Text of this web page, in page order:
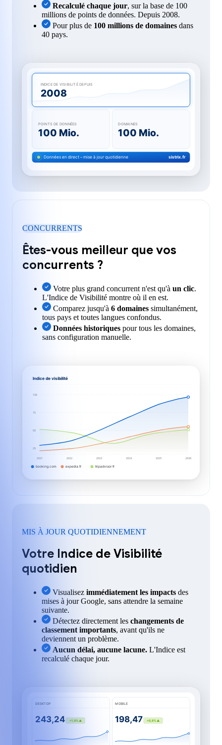
Recalculé chaque jour, sur la base de 100
millions de points de données. Depuis 2008.
Pour plus de 100 millions de domaines dans
40 pays.
INDICE DE VISIBILITÉ DEPUIS
2008
POINTS DE DONNÉES
100 Mio.
DOMAINES
100 Mio.
Données en direct – mise à jour quotidienne sistrix.fr
CONCURRENTS
Êtes-vous meilleur que vos
concurrents ?
Votre plus grand concurrent n'est qu'à un clic.
L'Indice de Visibilité montre où il en est.
Comparez jusqu'à 6 domaines simultanément,
tous pays et toutes langues confondus.
Données historiques pour tous les domaines,
sans configuration manuelle.
Indice de visibilité
100
75
50
25
2021 2022 2023 2024 2025 2026
booking.com expedia.fr tripadvisor.fr
MIS À JOUR QUOTIDIENNEMENT
Votre Indice de Visibilité
quotidien
Visualisez immédiatement les impacts des
mises à jour Google, sans attendre la semaine
suivante.
Détectez directement les changements de
classement importants, avant qu'ils ne
deviennent un problème.
Aucun délai, aucune lacune. L'Indice est
recalculé chaque jour.
DESKTOP
243,24 +1,0% ▲
MOBILE
198,47 +0,8% ▲